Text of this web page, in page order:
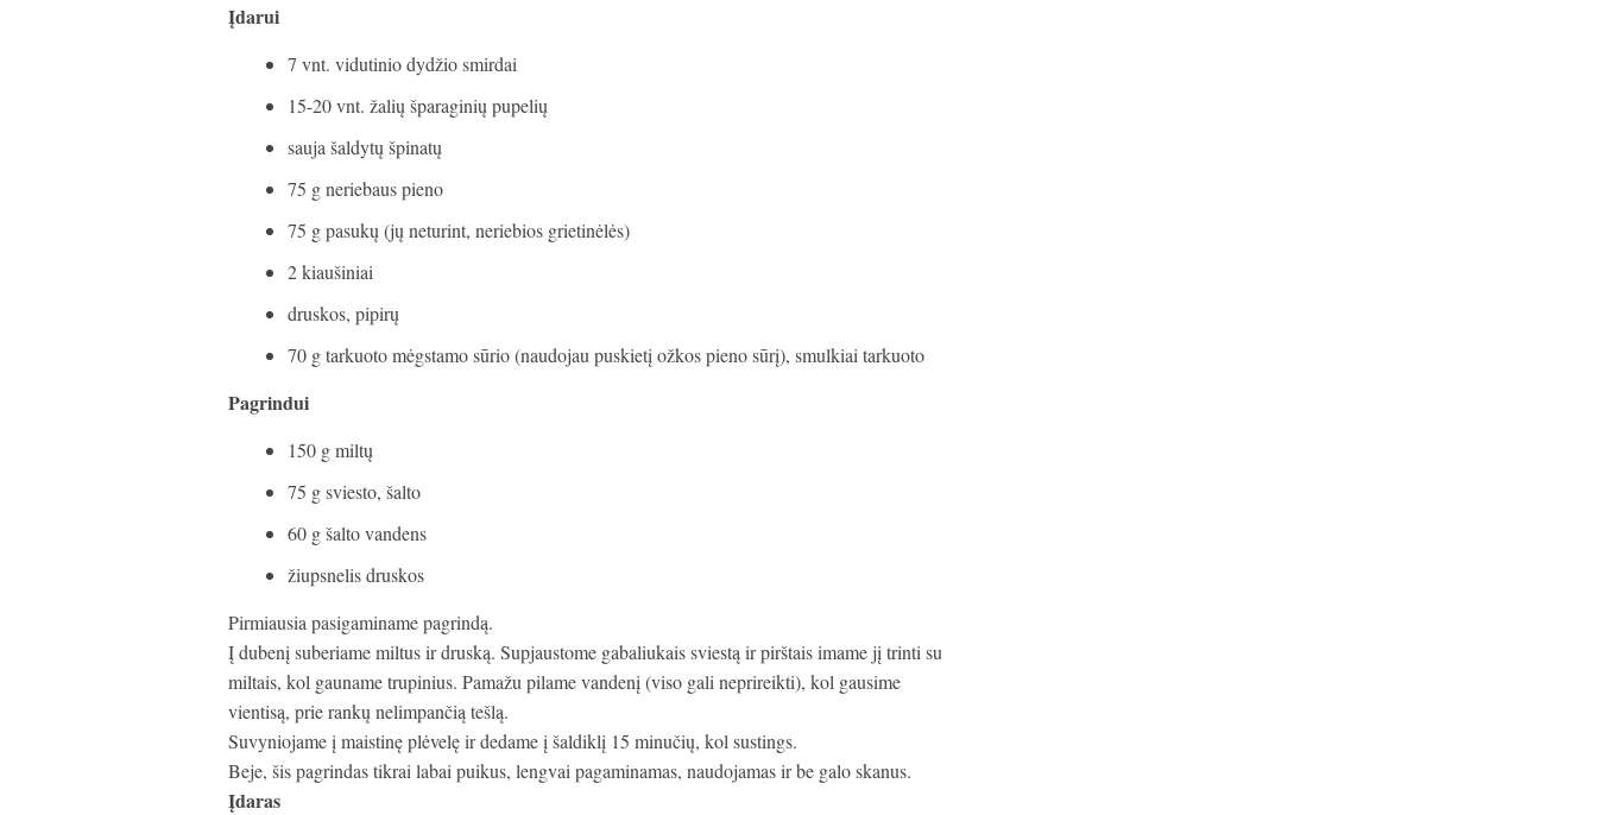
Įdarui
7 vnt. vidutinio dydžio smirdai
15-20 vnt. žalių šparaginių pupelių
sauja šaldytų špinatų
75 g neriebaus pieno
75 g pasukų (jų neturint, neriebios grietinėlės)
2 kiaušiniai
druskos, pipirų
70 g tarkuoto mėgstamo sūrio (naudojau puskietį ožkos pieno sūrį), smulkiai tarkuoto
Pagrindui
150 g miltų
75 g sviesto, šalto
60 g šalto vandens
žiupsnelis druskos
Pirmiausia pasigaminame pagrindą.
Į dubenį suberiame miltus ir druską. Supjaustome gabaliukais sviestą ir pirštais imame jį trinti su
miltais, kol gauname trupinius. Pamažu pilame vandenį (viso gali neprireikti), kol gausime
vientisą, prie rankų nelimpančią tešlą.
Suvyniojame į maistinę plėvelę ir dedame į šaldiklį 15 minučių, kol sustings.
Beje, šis pagrindas tikrai labai puikus, lengvai pagaminamas, naudojamas ir be galo skanus.
Įdaras